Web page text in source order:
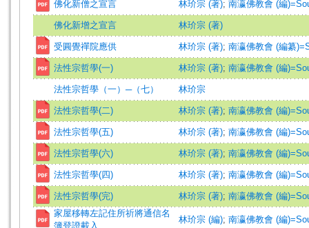
佛化新僧之宣言 林玠宗 (著); 南瀛佛教會 (編
佛化新增之宣言 林玠宗 (著)
受圓覺禪院應供 林玠宗 (著); 南瀛佛教會 (編纂
法性宗哲學(一) 林玠宗 (著); 南瀛佛教會 (編
法性宗哲學（一）─（七） 林玠宗
法性宗哲學(二) 林玠宗 (著); 南瀛佛教會 (編
法性宗哲學(五) 林玠宗 (著); 南瀛佛教會 (編
法性宗哲學(六) 林玠宗 (著); 南瀛佛教會 (編
法性宗哲學(四) 林玠宗 (著); 南瀛佛教會 (編
法性宗哲學(完) 林玠宗 (著); 南瀛佛教會 (編
家屋移轉左記住所祈將通信名
簿登證載入
林玠宗 (編); 南瀛佛教會 (編